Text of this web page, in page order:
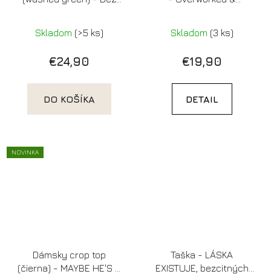
Skladom (>5 ks)
€24,90
DO KOŠÍKA
Skladom (3 ks)
€19,90
DETAIL
NOVINKA
Dámsky crop top
(čierna) - MAYBE HE'S A
Taška - LÁSKA
EXISTUJE, bezcitných